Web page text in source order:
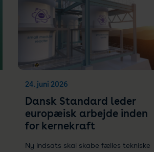
24. juni 2026
Dansk Standard leder
europæisk arbejde inden
for kernekraft
Ny indsats skal skabe fælles tekniske